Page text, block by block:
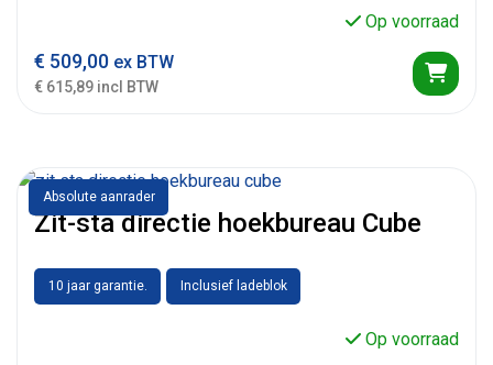
Op voorraad
€ 509,00 ex BTW
€ 615,89 incl BTW
Absolute aanrader
Zit-sta directie hoekbureau Cube
10 jaar garantie. Inclusief ladeblok
Op voorraad